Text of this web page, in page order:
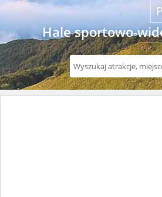
Hale sportowo-